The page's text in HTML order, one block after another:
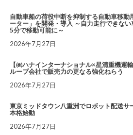
自動車船の荷役中断を抑制する自動車移動
ーター」を開発・導入 ～自力走行できない
5分で移動可能に～
2026年7月27日
【㈱ハナインターナショナル×星清重機運
ループ会社で販売力の更なる強化ねらう
2026年7月27日
東京ミッドタウン八重洲でロボット配送サ
本格始動
2026年7月27日